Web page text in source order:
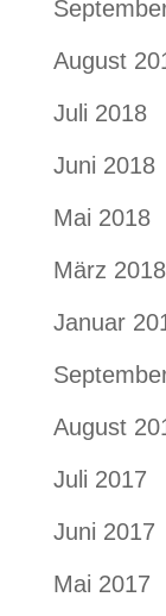
August
Juli 2018
Juni 2018
Mai 2018
März 2018
Januar
August
Juli 2017
Juni 2017
Mai 2017